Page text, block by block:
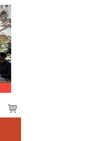
Voir
le